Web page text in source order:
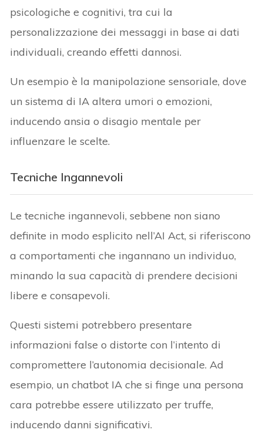
psicologiche e cognitivi, tra cui la
personalizzazione dei messaggi in base ai dati
individuali, creando effetti dannosi.
Un esempio è la manipolazione sensoriale, dove
un sistema di IA altera umori o emozioni,
inducendo ansia o disagio mentale per
influenzare le scelte.
Tecniche Ingannevoli
Le tecniche ingannevoli, sebbene non siano
definite in modo esplicito nell’AI Act, si riferiscono
a comportamenti che ingannano un individuo,
minando la sua capacità di prendere decisioni
libere e consapevoli.
Questi sistemi potrebbero presentare
informazioni false o distorte con l’intento di
compromettere l’autonomia decisionale. Ad
esempio, un chatbot IA che si finge una persona
cara potrebbe essere utilizzato per truffe,
inducendo danni significativi.